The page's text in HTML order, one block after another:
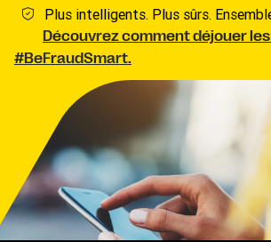
Plus intelligents. Plus sûrs.
Découvrez comment déjouer
#BeFraudSmart.